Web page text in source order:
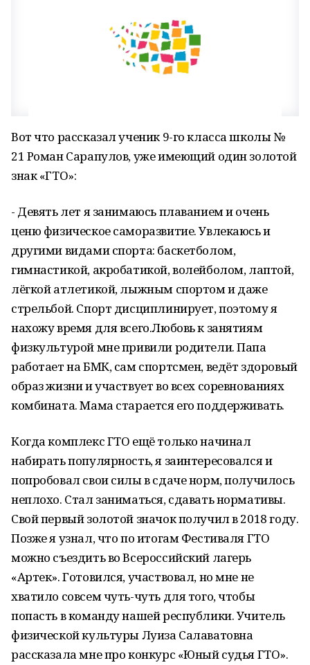
Вот что рассказал ученик 9-го класса школы №
21 Роман Сарапулов, уже имеющий один золотой
знак «ГТО»:
- Девять лет я занимаюсь плаванием и очень
ценю физическое саморазвитие. Увлекаюсь и
другими видами спорта: баскетболом,
гимнастикой, акробатикой, волейболом, лаптой,
лёгкой атлетикой, лыжным спортом и даже
стрельбой. Спорт дисциплинирует, поэтому я
нахожу время для всего.Любовь к занятиям
физкультурой мне привили родители. Папа
работает на БМК, сам спортсмен, ведёт здоровый
образ жизни и участвует во всех соревнованиях
комбината. Мама старается его поддерживать.
Когда комплекс ГТО ещё только начинал
набирать популярность, я заинтересовался и
попробовал свои силы в сдаче норм, получилось
неплохо. Стал заниматься, сдавать нормативы.
Свой первый золотой значок получил в 2018 году.
Позже я узнал, что по итогам Фестиваля ГТО
можно съездить во Всероссийский лагерь
«Артек». Готовился, участвовал, но мне не
хватило совсем чуть-чуть для того, чтобы
попасть в команду нашей республики. Учитель
физической культуры Луиза Салаватовна
рассказала мне про конкурс «Юный судья ГТО».